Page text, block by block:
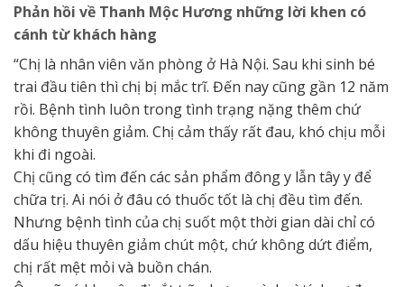
Phản hồi về Thanh Mộc Hương những lời khen có
cánh từ khách hàng
“Chị là nhân viên văn phòng ở Hà Nội. Sau khi sinh bé
trai đầu tiên thì chị bị mắc trĩ. Đến nay cũng gần 12 năm
rồi. Bệnh tình luôn trong tình trạng nặng thêm chứ
không thuyên giảm. Chị cảm thấy rất đau, khó chịu mỗi
khi đi ngoài.
Chị cũng có tìm đến các sản phẩm đông y lẫn tây y để
chữa trị. Ai nói ở đâu có thuốc tốt là chị đều tìm đến.
Nhưng bệnh tình của chị suốt một thời gian dài chỉ có
dấu hiệu thuyên giảm chút một, chứ không dứt điểm,
chị rất mệt mỏi và buồn chán.